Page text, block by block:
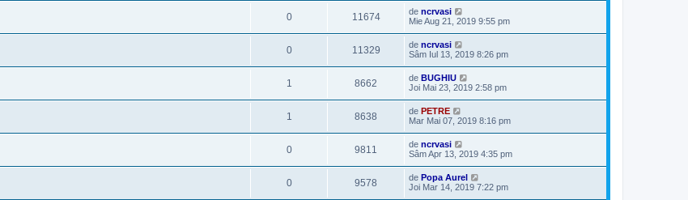
0 11674 de ncrvasi
Mie Aug 21, 2019 9:55 pm
0 11329 de ncrvasi
Sâm Iul 13, 2019 8:26 pm
1 8662 de BUGHIU
Joi Mai 23, 2019 2:58 pm
1 8638 de PETRE
Mar Mai 07, 2019 8:16 pm
0 9811 de ncrvasi
Sâm Apr 13, 2019 4:35 pm
0 9578 de Popa Aurel
Joi Mar 14, 2019 7:22 pm